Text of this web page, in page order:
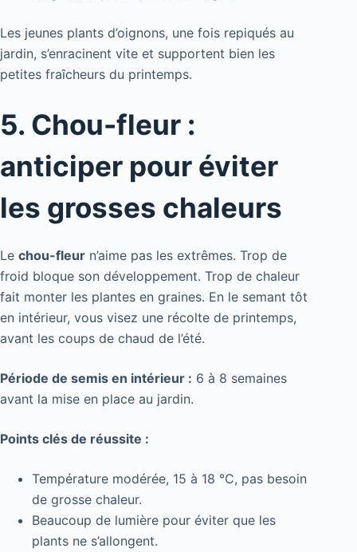
Les jeunes plants d’oignons, une fois repiqués au
jardin, s’enracinent vite et supportent bien les
petites fraîcheurs du printemps.
5. Chou-fleur :
anticiper pour éviter
les grosses chaleurs
Le chou-fleur n’aime pas les extrêmes. Trop de
froid bloque son développement. Trop de chaleur
fait monter les plantes en graines. En le semant tôt
en intérieur, vous visez une récolte de printemps,
avant les coups de chaud de l’été.
Période de semis en intérieur : 6 à 8 semaines
avant la mise en place au jardin.
Points clés de réussite :
Température modérée, 15 à 18 °C, pas besoin
de grosse chaleur.
Beaucoup de lumière pour éviter que les
plants ne s’allongent.